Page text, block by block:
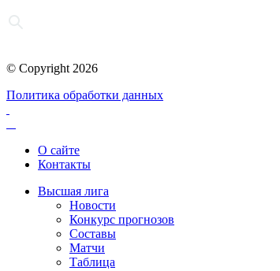
© Copyright 2026
Политика обработки данных
О сайте
Контакты
Высшая лига
Новости
Конкурс прогнозов
Составы
Матчи
Таблица